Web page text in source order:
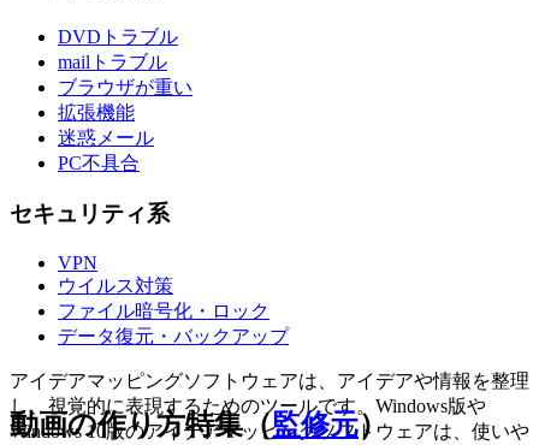
DVDトラブル
mailトラブル
ブラウザが重い
拡張機能
迷惑メール
PC不具合
セキュリティ系
VPN
ウイルス対策
ファイル暗号化・ロック
データ復元・バックアップ
アイデアマッピングソフトウェアは、アイデアや情報を整理
し、視覚的に表現するためのツールです。Windows版や
Windows 10版のアイデアマッピングソフトウェアは、使いや
動画の作り方特集（監修元）